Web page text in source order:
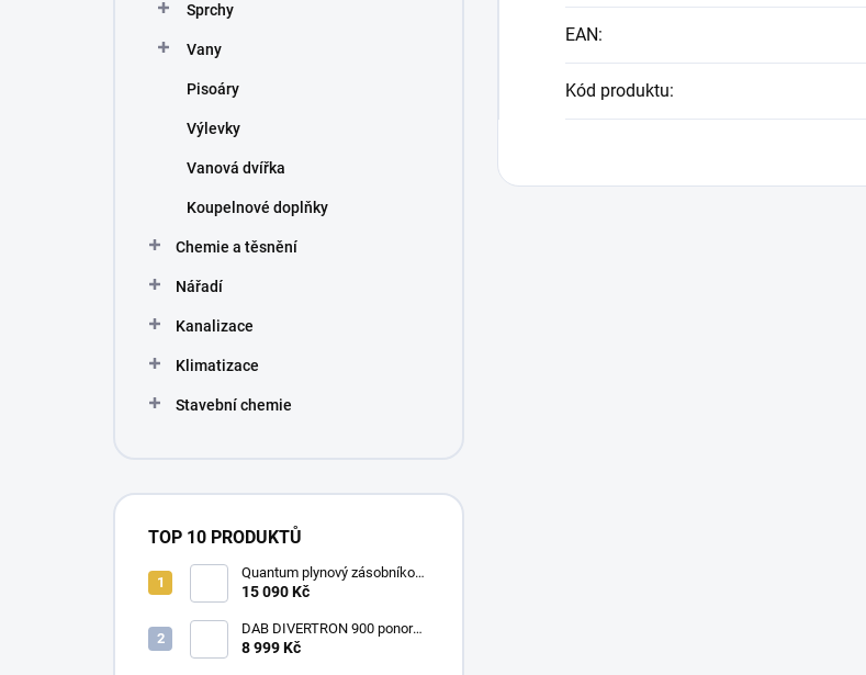
Sprchy
Vany
Pisoáry
Výlevky
Vanová dvířka
Koupelnové doplňky
Chemie a těsnění
Nářadí
Kanalizace
Klimatizace
Stavební chemie
TOP 10 PRODUKTŮ
Quantum plynový zásobníkový
ohřívač Q7 EU 30 NORS/E 115l
15 090 Kč
DAB DIVERTRON 900 ponorné
6" čerpadlo do vrtů a studní
8 999 Kč
EAN:
Kód produktu: